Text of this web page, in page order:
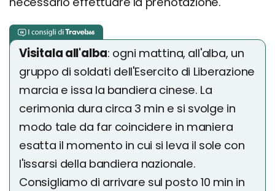
Visitala all'alba: ogni mattina, all'alba, un
gruppo di soldati dell'Esercito di Liberazione
marcia e issa la bandiera cinese. La
cerimonia dura circa 3 min e si svolge in
modo tale da far coincidere in maniera
esatta il momento in cui si leva il sole con
l'issarsi della bandiera nazionale.
Consigliamo di arrivare sul posto 10 min in